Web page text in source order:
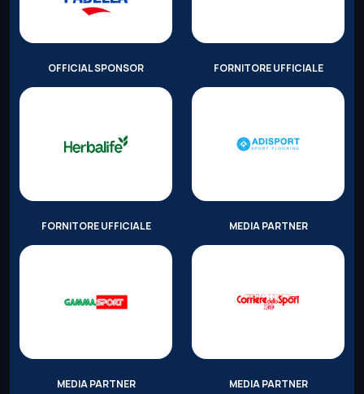
OFFICIAL SPONSOR FORNITORE UFFICIALE
FORNITORE UFFICIALE MEDIA PARTNER
MEDIA PARTNER MEDIA PARTNER